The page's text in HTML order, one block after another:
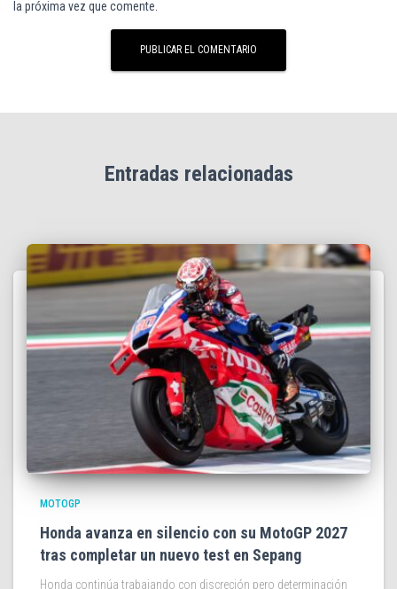
la próxima vez que comente.
Entradas relacionadas
MOTOGP
Honda avanza en silencio con su MotoGP 2027
tras completar un nuevo test en Sepang
Honda continúa trabajando con discreción pero determinación